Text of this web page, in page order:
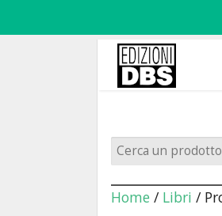
Home/ Libri /